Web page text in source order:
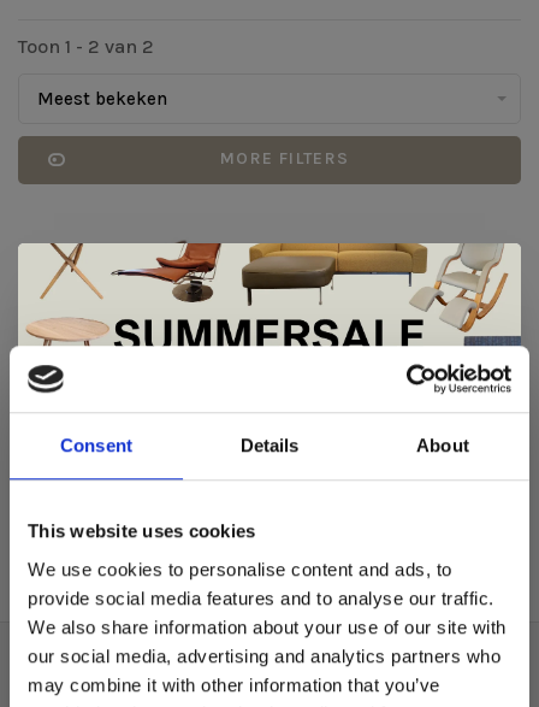
Consent Details About
This website uses cookies
We use cookies to personalise content and ads, to
provide social media features and to analyse our traffic.
We also share information about your use of our site with
our social media, advertising and analytics partners who
may combine it with other information that you’ve
Toon 1 - 2 van 2
Meest bekeken
MORE FILTERS
Artisan Neva light
showroommodel
Artisan Neva light
€808,00
De Summer Sale bij Snip Wonen+ is
gestart!
woonaccessoires aan te schaffen met aantrekkelijke kortingen.
In onze showroom vind je een uitgebreide selectie
designmeubelen van gerenommeerde Nederlandse en Europese
merken. Onder andere showroommodellen vanHarvink,
Gelderland,Swedese,Sculptures JeuxenArtisanzijn nu extra
voordelig verkrijgbaar. Profiteer van unieke aanbiedingen zolang